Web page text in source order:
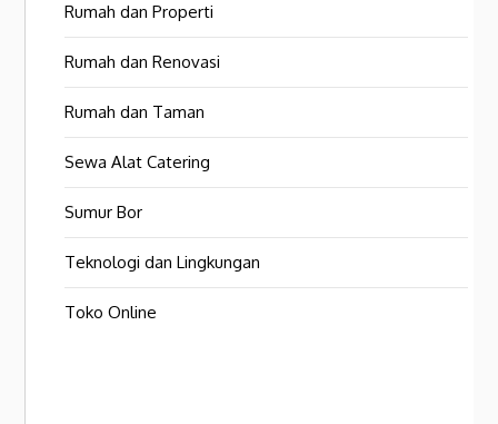
Rumah dan Properti
Rumah dan Renovasi
Rumah dan Taman
Sewa Alat Catering
Sumur Bor
Teknologi dan Lingkungan
Toko Online